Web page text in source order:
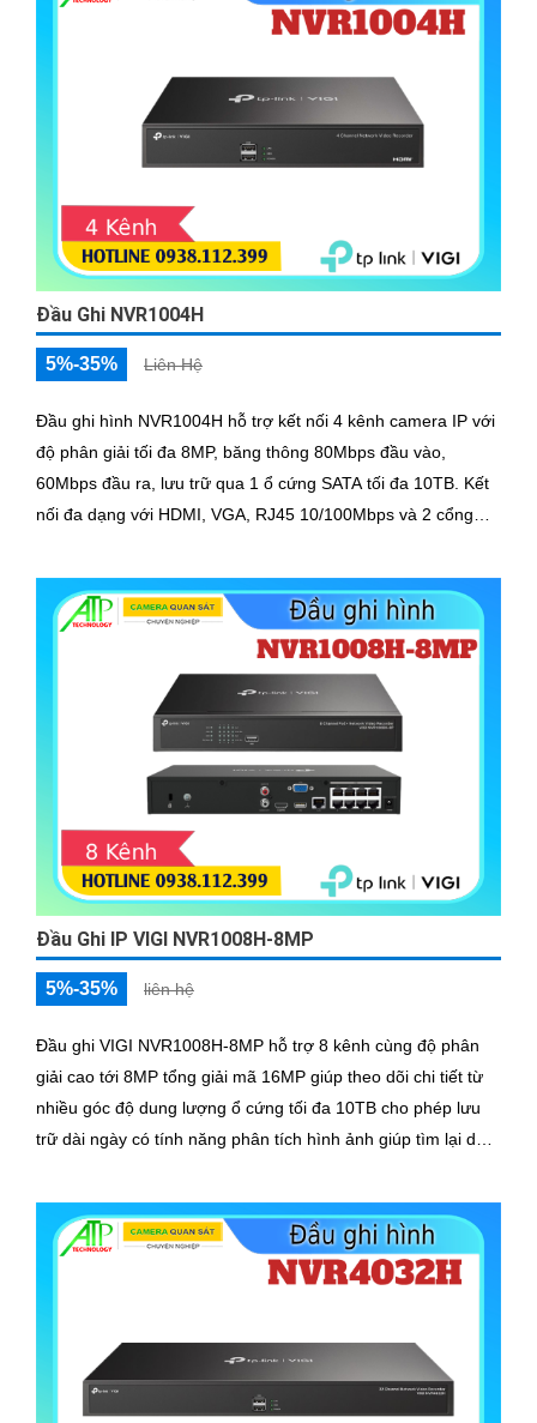
Đầu Ghi NVR1004H
5%-35% Liên Hệ
Đầu ghi hình NVR1004H hỗ trợ kết nối 4 kênh camera IP với
độ phân giải tối đa 8MP, băng thông 80Mbps đầu vào,
60Mbps đầu ra, lưu trữ qua 1 ổ cứng SATA tối đa 10TB. Kết
nối đa dạng với HDMI, VGA, RJ45 10/100Mbps và 2 cổng
Đầu Ghi IP VIGI NVR1008H-8MP
5%-35% liên hệ
Đầu ghi VIGI NVR1008H-8MP hỗ trợ 8 kênh cùng độ phân
giải cao tới 8MP tổng giải mã 16MP giúp theo dõi chi tiết từ
nhiều góc độ dung lượng ổ cứng tối đa 10TB cho phép lưu
trữ dài ngày có tính năng phân tích hình ảnh giúp tìm lại dữ